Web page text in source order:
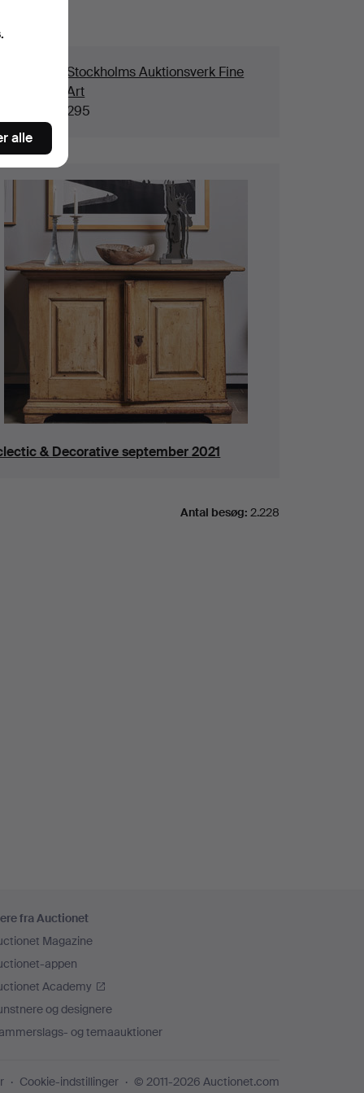
Stockholms Auktionsverk Fine
Art
295
& Decorative september 2021
Antal besøg: 2.228
fra Auctionet
Magazine
appen
Academy
og designere
og temaauktioner
Cookie-indstillinger © 2011-2026 Auctionet.com
alle